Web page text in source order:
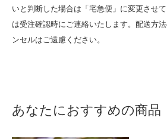
いと判断した場合は「宅急便」に変更させ
は受注確認時にご連絡いたします。配送方
ンセルはご遠慮ください。
あなたにおすすめの商品